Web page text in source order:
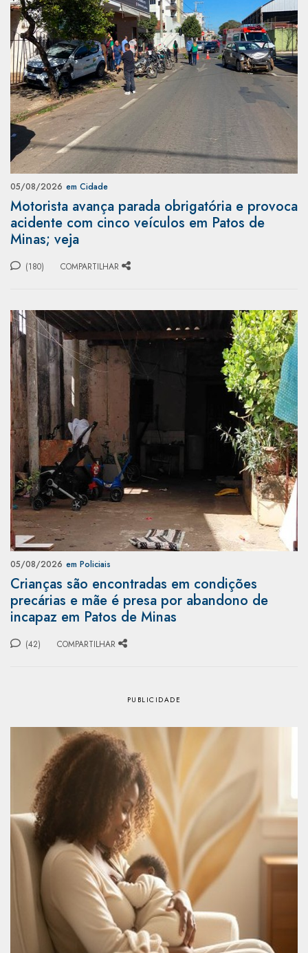
05/08/2026 em Cidade
Motorista avança parada obrigatória e provoca
acidente com cinco veículos em Patos de
Minas; veja
(180) COMPARTILHAR
05/08/2026 em Policiais
Crianças são encontradas em condições
precárias e mãe é presa por abandono de
incapaz em Patos de Minas
(42) COMPARTILHAR